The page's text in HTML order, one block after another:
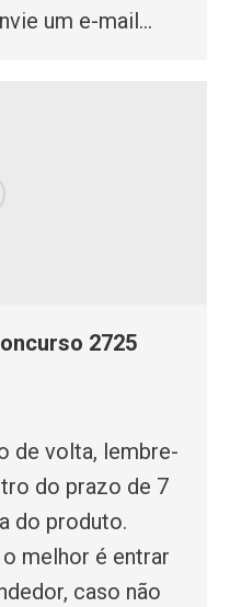
um e-mail…
2725
de volta, lembre-
do prazo de 7
do produto.
melhor é entrar
caso não